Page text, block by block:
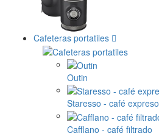
Cafeteras portatiles
Outin
Staresso - café expreso
Cafflano - café filtrado